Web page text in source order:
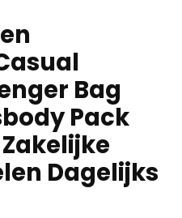
Bag
Pack
Dagelijks